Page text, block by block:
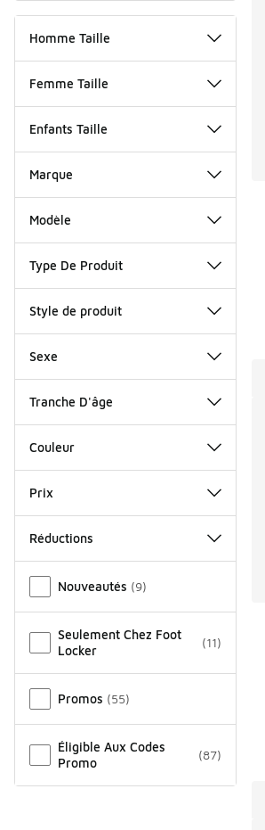
Homme Taille
Femme Taille
Enfants Taille
Marque
Modèle
Type De Produit
Style de produit
Sexe
Tranche D'âge
Couleur
Prix
Réductions
Nouveautés (9)
Seulement Chez Foot
Locker
(11)
Promos (55)
Éligible Aux Codes
Promo
(87)